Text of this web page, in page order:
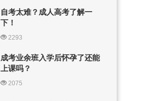
自考太难？成人高考了解一
下！
2293
成考业余班入学后怀孕了还能
上课吗？
2075